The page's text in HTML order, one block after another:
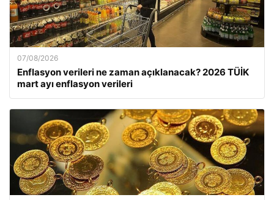
07/08/2026
Enflasyon verileri ne zaman açıklanacak? 2026 TÜİK
mart ayı enflasyon verileri